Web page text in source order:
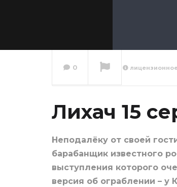
Сейчас вы смотрите
0
Лихач 15
Неподалёку от своей
барабанщик известного
выступления которого
версия об ограблении –